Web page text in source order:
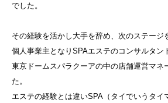
でした。
その経験を活かし大手を辞め、次のステージ
個人事業主となりSPAエステのコンサルタン
東京ドームスパラクーアの中の店舗運営マネ
た。
エステの経験とは違いSPA（タイでいうタイ